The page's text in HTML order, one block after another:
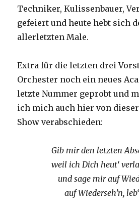
Techniker, Kulissenbauer,
gefeiert und heute hebt sich
allerletzten Male.
Extra für die letzten drei
Orchester noch ein neues
letzte Nummer geprobt und
ich mich auch hier von
Show verabschieden:
Gib mir den letzten
weil ich Dich heut‘
und sage mir auf
auf Wiederseh’n,